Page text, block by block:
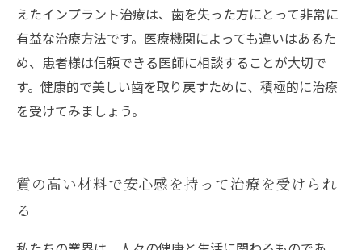
えたインプラント治療は、歯を失った方にとって非常に
有益な治療方法です。医療機関によっても違いはあるた
め、患者様は信頼できる医師に相談することが大切で
す。健康的で美しい歯を取り戻すために、積極的に治療
を受けてみましょう。
質の高い材料で安心感を持って治療を受けられ
る